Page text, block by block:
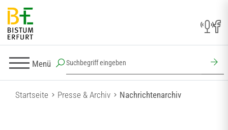
Menü
Startseite Presse & Archiv Nachrichtenarchiv